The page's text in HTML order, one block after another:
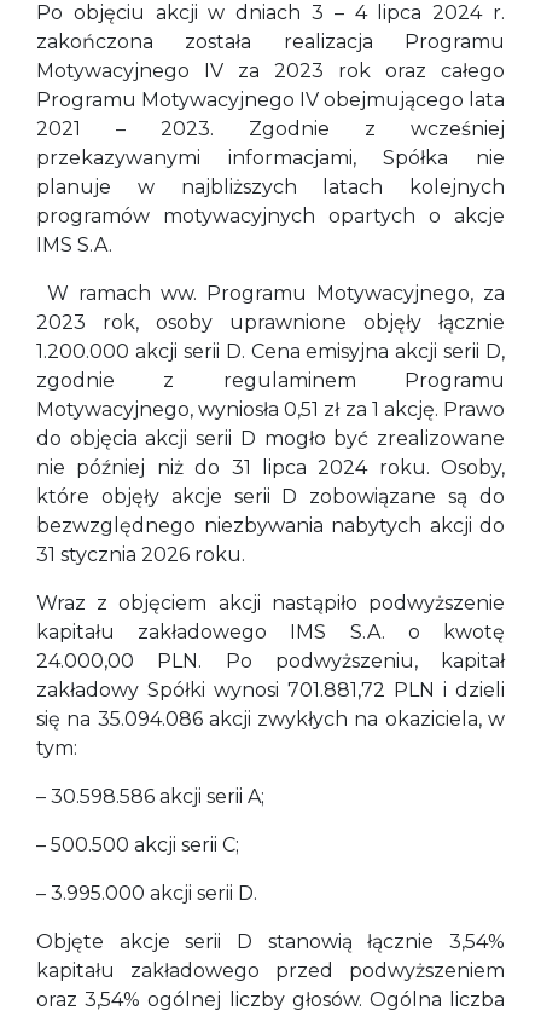
Po objęciu akcji w dniach 3 – 4 lipca 2024 r.
zakończona została realizacja Programu
Motywacyjnego IV za 2023 rok oraz całego
Programu Motywacyjnego IV obejmującego lata
2021 – 2023. Zgodnie z wcześniej
przekazywanymi informacjami, Spółka nie
planuje w najbliższych latach kolejnych
programów motywacyjnych opartych o akcje
IMS S.A.
W ramach ww. Programu Motywacyjnego, za
2023 rok, osoby uprawnione objęły łącznie
1.200.000 akcji serii D. Cena emisyjna akcji serii D,
zgodnie z regulaminem Programu
Motywacyjnego, wyniosła 0,51 zł za 1 akcję. Prawo
do objęcia akcji serii D mogło być zrealizowane
nie później niż do 31 lipca 2024 roku. Osoby,
które objęły akcje serii D zobowiązane są do
bezwzględnego niezbywania nabytych akcji do
31 stycznia 2026 roku.
Wraz z objęciem akcji nastąpiło podwyższenie
kapitału zakładowego IMS S.A. o kwotę
24.000,00 PLN. Po podwyższeniu, kapitał
zakładowy Spółki wynosi 701.881,72 PLN i dzieli
się na 35.094.086 akcji zwykłych na okaziciela, w
tym:
– 30.598.586 akcji serii A;
– 500.500 akcji serii C;
– 3.995.000 akcji serii D.
Objęte akcje serii D stanowią łącznie 3,54%
kapitału zakładowego przed podwyższeniem
oraz 3,54% ogólnej liczby głosów. Ogólna liczba